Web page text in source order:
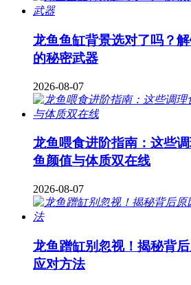
龙鱼鱼缸背景选对了吗？
的秘密武器
2026-08-07
龙鱼喂食进阶指南：这些
鱼颜值与体质双在线
2026-08-07
龙鱼蹭缸别忽视！揭秘背
应对方法